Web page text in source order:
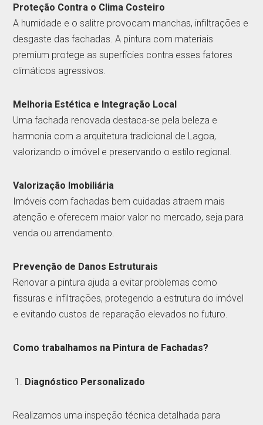
Proteção Contra o Clima Costeiro
A humidade e o salitre provocam manchas, infiltrações e
desgaste das fachadas. A pintura com materiais
premium protege as superfícies contra esses fatores
climáticos agressivos.
Melhoria Estética e Integração Local
Uma fachada renovada destaca-se pela beleza e
harmonia com a arquitetura tradicional de Lagoa,
valorizando o imóvel e preservando o estilo regional.
Valorização Imobiliária
Imóveis com fachadas bem cuidadas atraem mais
atenção e oferecem maior valor no mercado, seja para
venda ou arrendamento.
Prevenção de Danos Estruturais
Renovar a pintura ajuda a evitar problemas como
fissuras e infiltrações, protegendo a estrutura do imóvel
e evitando custos de reparação elevados no futuro.
Como trabalhamos na Pintura de Fachadas?
Diagnóstico Personalizado
Realizamos uma inspeção técnica detalhada para